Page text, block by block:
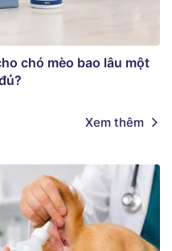
chó mèo bao lâu một
Xem thêm